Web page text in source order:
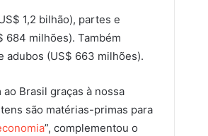
1,2 bilhão), partes e
684 milhões). Também
adubos (US$ 663 milhões).
Brasil graças à nossa
são matérias-primas para
”, complementou o